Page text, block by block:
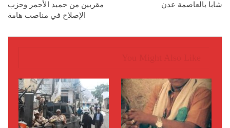
شابا بالعاصمة عدن
مقربين من حميد الأحمر وحزب
الإصلاح في مناصب هامة